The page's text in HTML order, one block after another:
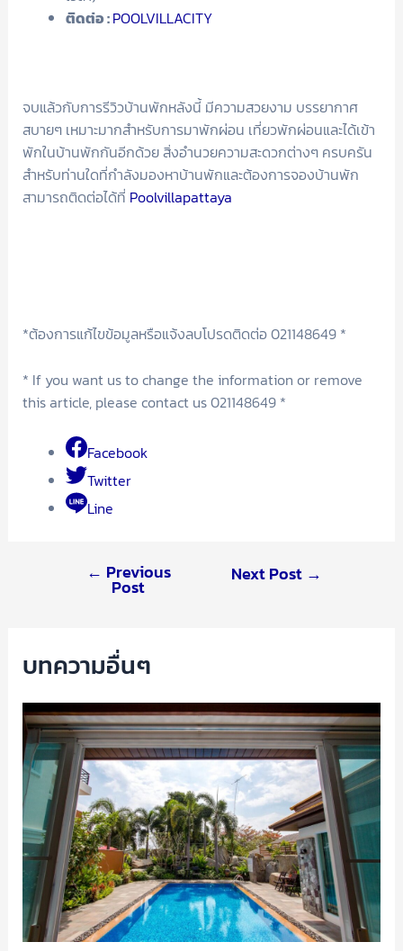
ติดต่อ :POOLVILLACITY
จบแล้วกับการรีวิวบ้านพักหลังนี้ มีความสวยงาม บรรยากาศ
สบายๆ เหมาะมากสำหรับการมาพักผ่อน เที่ยวพักผ่อนและได้เข้า
พักในบ้านพักกันอีกด้วย สิ่งอำนวยความสะดวกต่างๆ ครบครัน
สำหรับท่านใดที่กำลังมองหาบ้านพักและต้องการจองบ้านพัก
สามารถติดต่อได้ที่ Poolvillapattaya
*ต้องการแก้ไขข้อมูลหรือแจ้งลบโปรดติดต่อ 021148649 *
* If you want us to change the information or remove
this article, please contact us 021148649 *
Facebook
Twitter
Line
← Previous
Post
Next Post →
บทความอื่นๆ